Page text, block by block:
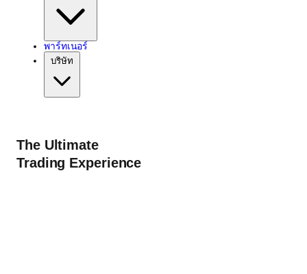
พาร์ทเนอร์
บริษัท
The Ultimate
Trading Experience